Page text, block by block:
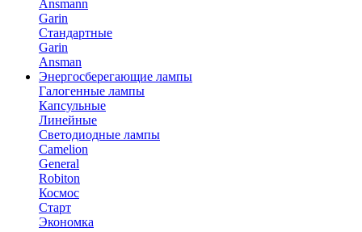
Ansmann
Garin
Стандартные
Garin
Ansman
Энергосберегающие лампы
Галогенные лампы
Капсульные
Линейные
Светодиодные лампы
Camelion
General
Robiton
Космос
Старт
Экономка